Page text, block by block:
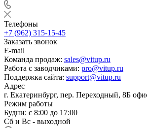
Телефоны
+7 (962) 315-15-45
Заказать звонок
E-mail
Команда продаж: sales@vitup.ru
Работа с заводчиками: pro@vitup.ru
Поддержка сайта: support@vitup.ru
Адрес
г. Екатеринбург, пер. Переходный, 8Б
Режим работы
Будни: с 8:00 до 17:00
Сб и Вс - выходной